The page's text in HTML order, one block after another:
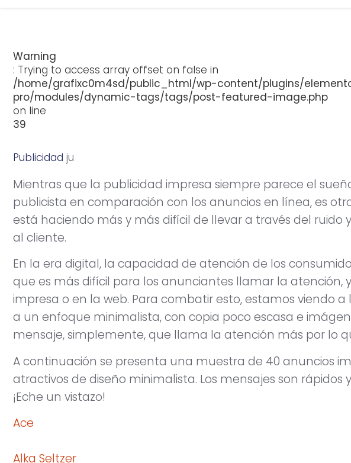
Warning
: Trying to access array offset on false in
/home/grafixc0m4sd/public_html/wp-content/plugins/
pro/modules/dynamic-tags/tags/post-featured-image.php
on line
39
Publicidad ju
Mientras que la publicidad impresa siempre parece el
publicista en comparación con los anuncios en línea, es
está haciendo más y más difícil de llevar a través del ruido
al cliente.
En la era digital, la capacidad de atención de los
que es más difícil para los anunciantes llamar la atención,
impresa o en la web. Para combatir esto, estamos viendo
a un enfoque minimalista, con copia poco escasa e
mensaje, simplemente, que llama la atención más por lo
A continuación se presenta una muestra de 40 anuncios
atractivos de diseño minimalista. Los mensajes son rápidos
¡Eche un vistazo!
Ace
Alka Seltzer